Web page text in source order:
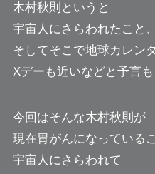
木村秋則というと
宇宙人にさらわれたこと、
そしてそこで地球カレン
Xデーも近いなどと予言
今回はそんな木村秋則が
現在胃がんになっているこ
宇宙人にさらわれて